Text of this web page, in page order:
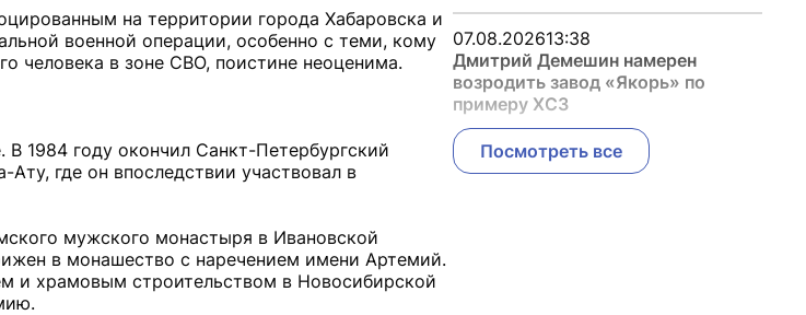
на территории города Хабаровска и
военной операции, особенно с теми, кому
человека в зоне СВО, поистине неоценима.
1984 году окончил Санкт-Петербургский
где он впоследствии участвовал в
мужского монастыря в Ивановской
в монашество с наречением имени Артемий.
и храмовым строительством в Новосибирской
07.08.202613:38
Дмитрий Демешин намерен
возродить завод «Якорь» по
примеру ХСЗ
Посмотреть все